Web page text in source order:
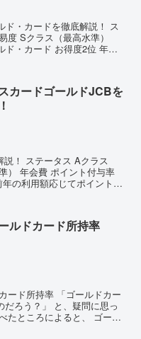
ド・カードを徹底解説！ ス
度 Sクラス（最高水準）
ド・カード お得度2位 年会
カードゴールドJCBを
！ ステータス Aクラス
） 年会費 ポイント付与率
の利用額応じてポイント率
ルドカード所持率
ード所持率 「ゴールドカー
だろう？」 と、疑問に思っ
たところによると、 ゴール